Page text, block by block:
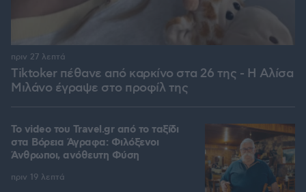
Tiktoker πέθανε από καρκίνο στα 26 της - Η Αλίσα
Μιλάνο έγραψε στο προφίλ της
πριν 27 λεπτά
To video του Travel.gr από το ταξίδι
στα Βόρεια Άγραφα: Φιλόξενοι
Άνθρωποι, ανόθευτη Φύση
πριν 19 λεπτά